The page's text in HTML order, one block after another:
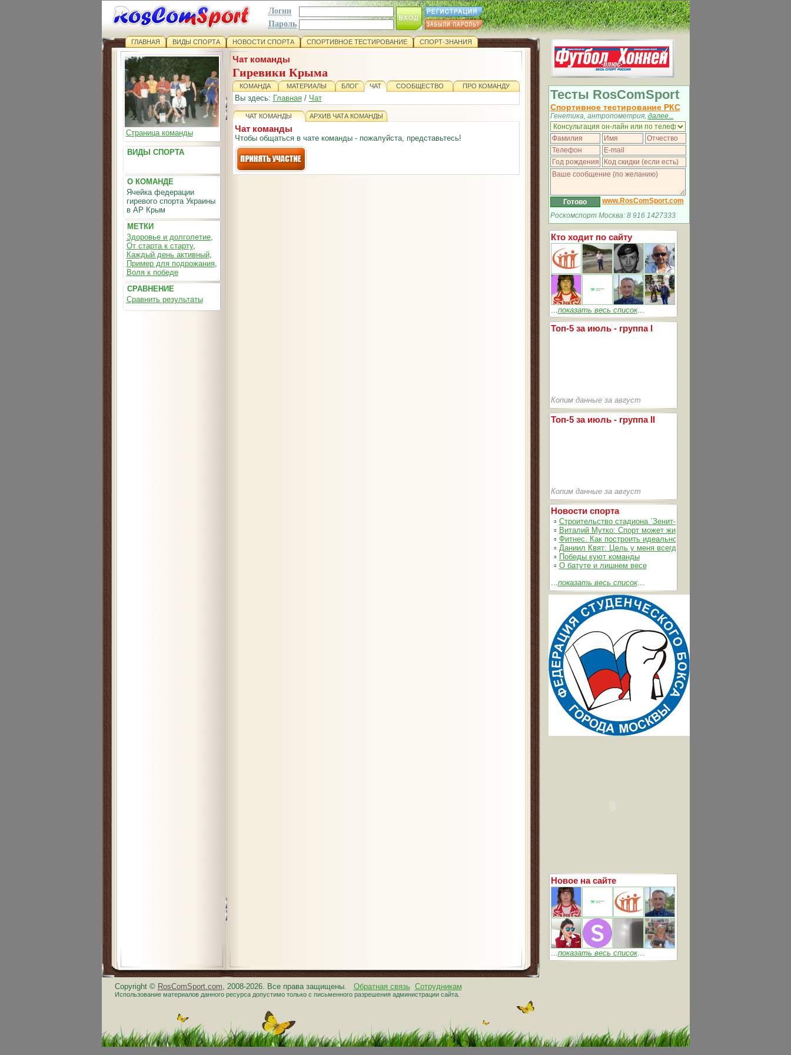
Логин
Пароль
ГЛАВНАЯ ВИДЫ СПОРТА НОВОСТИ СПОРТА СПОРТИВНОЕ ТЕСТИРОВАНИЕ СПОРТ-ЗНАНИЯ
Страница команды
ВИДЫ СПОРТА
О КОМАНДЕ
Ячейка федерации
гиревого спорта Украины
в АР Крым
МЕТКИ
Здоровье и долголетие,
От старта к старту,
Каждый день активный,
Пример для подрожания,
Воля к победе
СРАВНЕНИЕ
Сравнить результаты
Чат команды
Гиревики Крыма
КОМАНДА МАТЕРИАЛЫ БЛОГ ЧАТ СООБЩЕСТВО ПРО КОМАНДУ
Вы здесь: Главная/ Чат
ЧАТ КОМАНДЫ АРХИВ ЧАТА КОМАНДЫ
Чат команды
Чтобы общаться в чате команды - пожалуйста, представьтесь!
Copyright © RosComSport.com, 2008-2026. Все права защищены. Обратная связь Сотрудникам
Использование материалов данного ресурса допустимо только с письменного разрешения администрации сайта.
Тесты RosComSport
Спортивное тестирование РКС
Генетика, антропометрия, далее...
www.RosComSport.com
Роскомспорт Москва: 8 916 1427333
Кто ходит по сайту
...показать весь список...
Топ-5 за июль - группа I
Копим данные за август
Топ-5 за июль - группа II
Копим данные за август
Новости спорта
▫ Строительство стадиона `Зенит-Арена` идет согласно графика
▫ Виталий Мутко: Спорт может жить без допинга
▫ Фитнес. Как построить идеальное тело
▫ Даниил Квят: Цель у меня всегда одна – выжимать из себя и
▫ Победы куют команды
▫ О батуте и лишнем весе
...показать весь список...
Новое на сайте
...показать весь список...